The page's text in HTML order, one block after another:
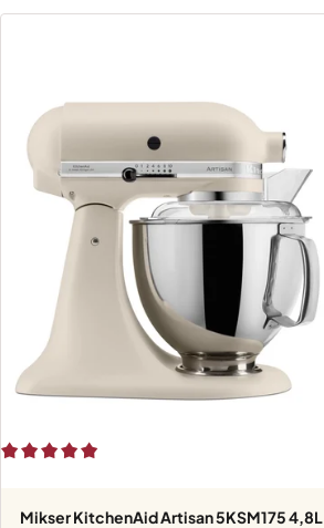
Mikser KitchenAid Artisan 5KSM175 4,8L